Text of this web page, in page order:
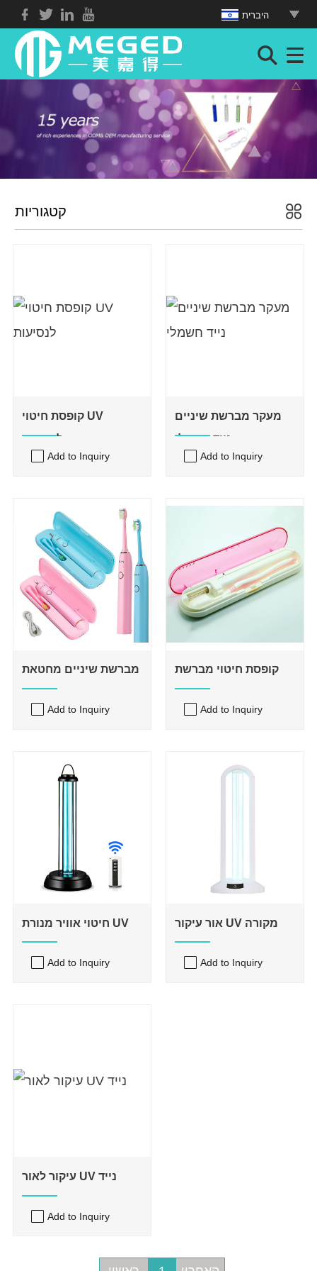
היברית
קטגוריות
קופסת חיטוי UV
לנסיעות
Add to Inquiry
מעקר מברשת שיניים
נייד חשמלי
Add to Inquiry
מברשת שיניים מחטאת
Add to Inquiry
קופסת חיטוי מברשת
שיניים
Add to Inquiry
חיטוי אוויר מנורת UV
Add to Inquiry
אור עיקור UV מקורה
Add to Inquiry
עיקור לאור UV נייד
Add to Inquiry